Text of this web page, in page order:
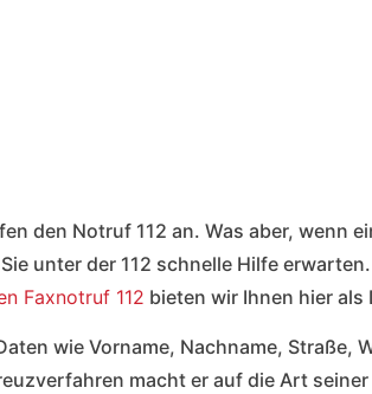
den Notruf 112 an. Was aber, wenn
unter der 112 schnelle Hilfe
Faxnotruf 112 bieten wir Ihnen hier als
wie Vorname, Nachname, Straße,
macht er auf die Art